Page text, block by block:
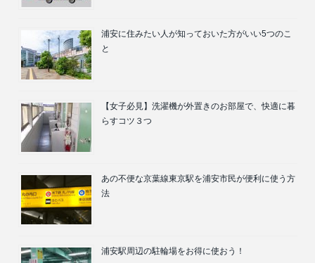
浦安に住みたい人が知っておいた方がいい5つのこ
と
【女子必見】洗濯機が外置きのお部屋で、快適に暮
らすコツ３つ
あの不便な京葉線東京駅を浦安市民が便利に使う方
法
浦安駅周辺の駐輪場をお得に使おう！